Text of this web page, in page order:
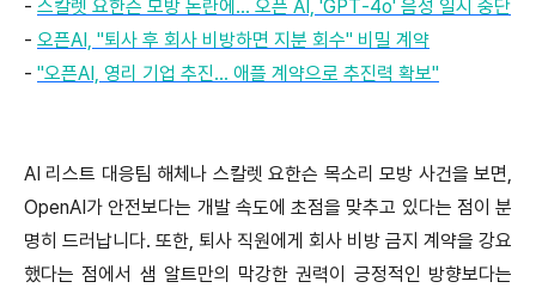
- 스칼렛 요한슨 모방 논란에... 오픈 AI, 'GPT-4o' 음성 일시 중단
- 오픈AI, "퇴사 후 회사 비방하면 지분 회수" 비밀 계약
- "오픈AI, 영리 기업 추진... 애플 계약으로 추진력 확보"
AI 리스트 대응팀 해체나 스칼렛 요한슨 목소리 모방 사건을 보면,
OpenAI가 안전보다는 개발 속도에 초점을 맞추고 있다는 점이 분
명히 드러납니다. 또한, 퇴사 직원에게 회사 비방 금지 계약을 강요
했다는 점에서 샘 알트만의 막강한 권력이 긍정적인 방향보다는